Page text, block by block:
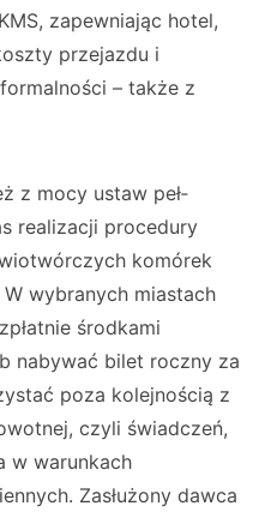
za­pewniając hotel,
przejazdu i
– także z
z mocy ustaw peł­
realizacji procedury
komórek
wybranych mia­stach
środ­kami
nabywać bilet roczny za
poza kolejnością z
czyli świadczeń,
w warunkach
Zasłużony dawca